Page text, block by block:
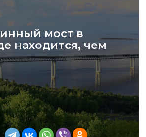
мост в
находится, чем